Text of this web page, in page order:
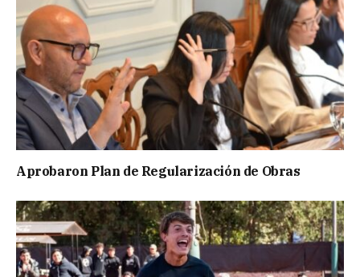
Aprobaron Plan de Regularización de Obras